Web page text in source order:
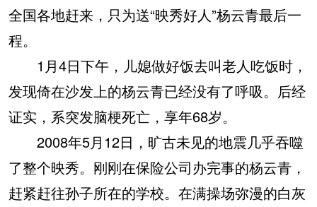
全国各地赶来，只为送“映秀好人”杨云青最后一
程。
1月4日下午，儿媳做好饭去叫老人吃饭时，
发现倚在沙发上的杨云青已经没有了呼吸。后经
证实，系突发脑梗死亡，享年68岁。
2008年5月12日，旷古未见的地震几乎吞噬
了整个映秀。刚刚在保险公司办完事的杨云青，
赶紧赶往孙子所在的学校。在满操场弥漫的白灰